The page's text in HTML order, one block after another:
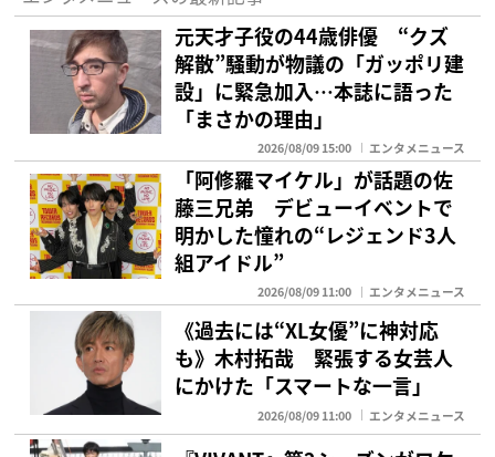
元天才子役の44歳俳優 “クズ
解散”騒動が物議の「ガッポリ建
設」に緊急加入…本誌に語った
「まさかの理由」
2026/08/09 15:00 エンタメニュース
「阿修羅マイケル」が話題の佐
藤三兄弟 デビューイベントで
明かした憧れの“レジェンド3人
組アイドル”
2026/08/09 11:00 エンタメニュース
《過去には“XL女優”に神対応
も》木村拓哉 緊張する女芸人
にかけた「スマートな一言」
2026/08/09 11:00 エンタメニュース